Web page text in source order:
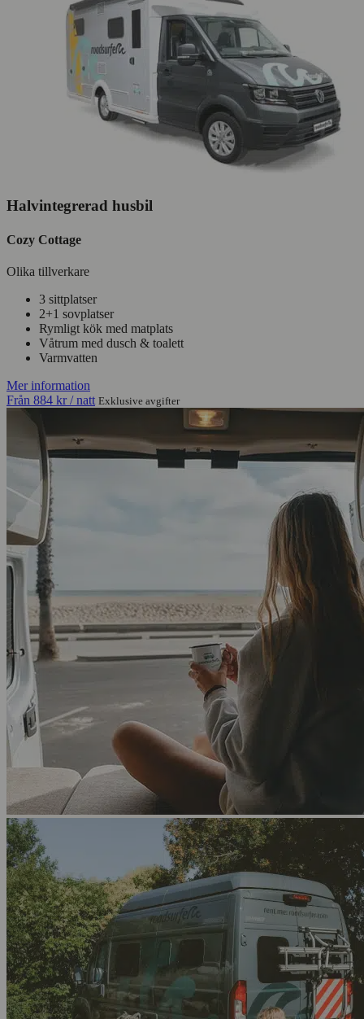
Halvintegrerad husbil
Cozy Cottage
Olika tillverkare
3 sittplatser
2+1 sovplatser
Rymligt kök med matplats
Våtrum med dusch & toalett
Varmvatten
Mer information
Från 884 kr / natt Exklusive avgifter